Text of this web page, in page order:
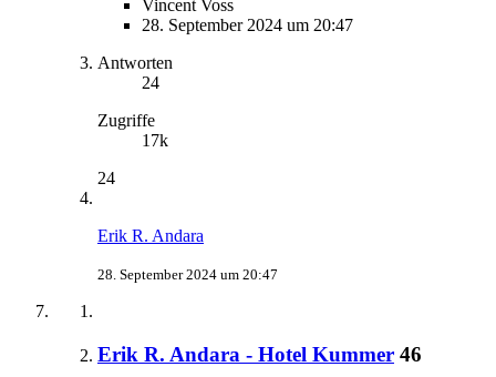
Vincent Voss
28. September 2024 um 20:47
Antworten
24
Zugriffe
17k
24
Erik R. Andara
28. September 2024 um 20:47
Erik R. Andara - Hotel Kummer 46